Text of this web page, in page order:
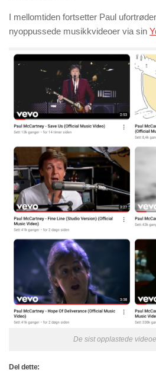
I mellomtiden fortsetter Paul
nyoppussede musikkvideoer via sin
De sist opplastede
Del dette: